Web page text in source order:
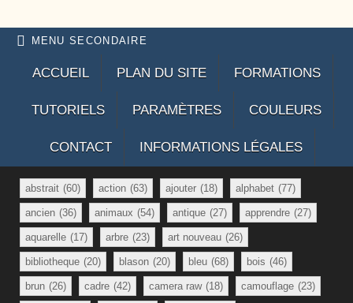
MENU SECONDAIRE
ACCUEIL PLAN DU SITE FORMATIONS
TUTORIELS PARAMÈTRES COULEURS
CONTACT INFORMATIONS LÉGALES
abstrait (60) action (63) ajouter (18) alphabet (77)
ancien (36) animaux (54) antique (27) apprendre (27)
aquarelle (17) arbre (23) art nouveau (26)
bibliotheque (20) blason (20) bleu (68) bois (46)
brun (26) cadre (42) camera raw (18) camouflage (23)